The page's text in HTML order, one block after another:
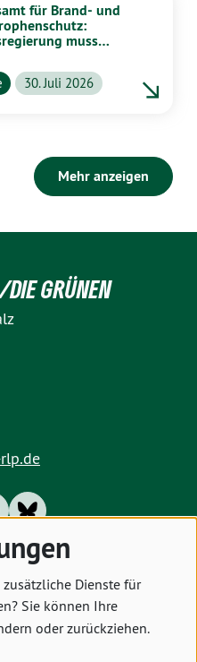
für Brand- und
muss
30. Juli 2026
Mehr anzeigen
GRÜNEN
Cookies
Dienste für
Sie können Ihre
oder zurückziehen.